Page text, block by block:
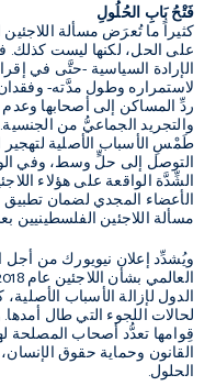
فَتْحُ بَابِ الحُلُولِ
كثيراً ما تُعرَض مسألة
على الحل، لكنها ليست كذلك.
الإرادة السياسية -حتَّى في
لاستمراره وطول مدَّته-
ردِّ المساكن إلى أصحابها
والتجريد الجماعيُّ من
طَمْسِ الأسباب الأصلية
التوصل إلى حلٍّ وسط، وفي
الشِّدَّة الواقعة على هؤلاء
الأعضاء المجدي لضمان تطبيق
مسألة اللاجئين الفلسطينيين
الدول لإزالة الأسباب
لحالات اللجوء التي طال
قِوامها تعدُّد أصحاب المصلحة
القانون وحماية حقوق
الحلول.